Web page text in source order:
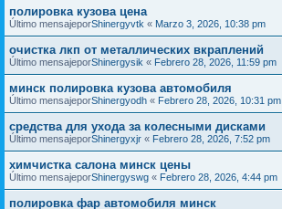
полировка кузова цена
Último mensajeporShinergyvtk « Marzo 3, 2026, 10:38 pm
очистка лкп от металлических вкраплений
Último mensajeporShinergysik « Febrero 28, 2026, 11:59 pm
минск полировка кузова автомобиля
Último mensajeporShinergyodh « Febrero 28, 2026, 10:31 pm
средства для ухода за колесными дисками
Último mensajeporShinergyxjr « Febrero 28, 2026, 7:52 pm
химчистка салона минск цены
Último mensajeporShinergyswg « Febrero 28, 2026, 4:44 pm
полировка фар автомобиля минск